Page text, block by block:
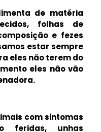
de matéria
folhas de
e fezes
estar sempre
eles não terem do
eles não vão
com sintomas
feridas, unhas